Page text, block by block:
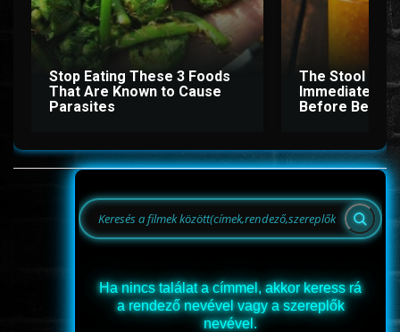
Stop Eating These 3 Foods
That Are Known to Cause
Parasites
The Stool Will
Immediately If
Before Bed
Ha nincs találat a címmel, akkor keress rá
a rendező nevével vagy a szereplők
nevével.